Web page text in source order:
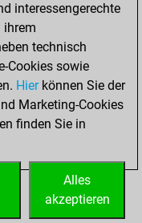
0
0
interessengerechte
ihrem
technisch
Cookies sowie
Hierkönnen Sie der
Marketing-Cookies
finden Sie in
Alles
akzeptieren